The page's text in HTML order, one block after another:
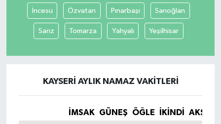
İncesu Özvatan Pınarbaşı Sarıoğlan
Sarız Tomarza Yahyalı Yeşilhisar
KAYSERI AYLIK NAMAZ VAKITLERI
İMSAK GÜNEŞ ÖĞLE İKINDI
AKŞAM